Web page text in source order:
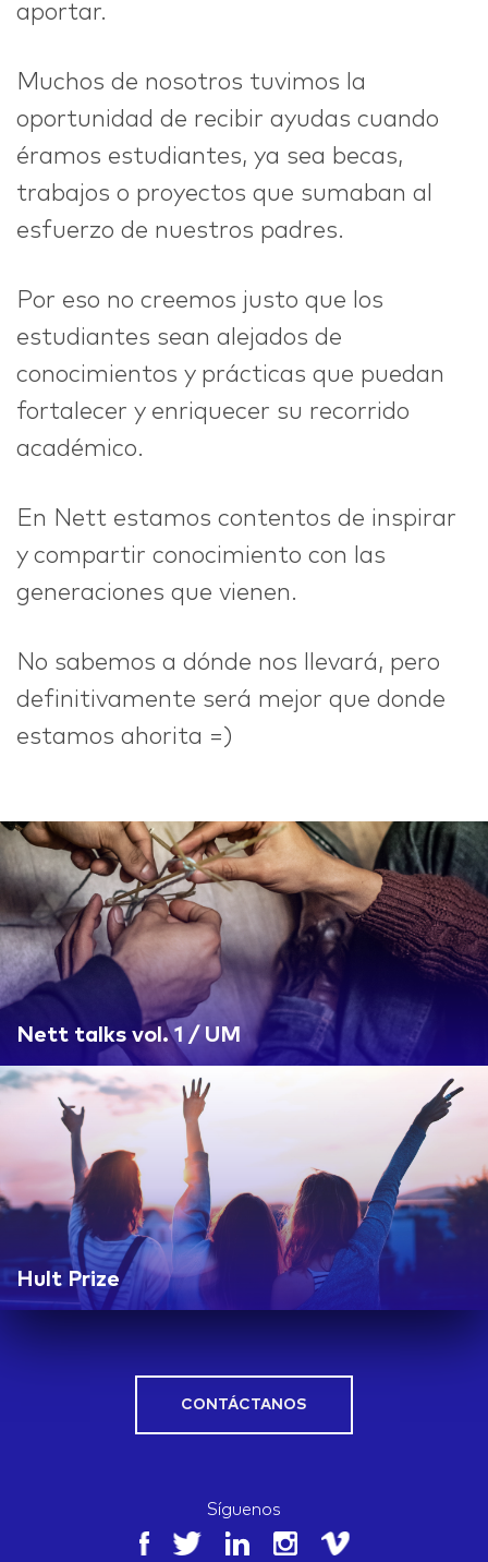
aportar.
Muchos de nosotros tuvimos la
oportunidad de recibir ayudas cuando
éramos estudiantes, ya sea becas,
trabajos o proyectos que sumaban al
esfuerzo de nuestros padres.
Por eso no creemos justo que los
estudiantes sean alejados de
conocimientos y prácticas que puedan
fortalecer y enriquecer su recorrido
académico.
En Nett estamos contentos de inspirar
y compartir conocimiento con las
generaciones que vienen.
No sabemos a dónde nos llevará, pero
definitivamente será mejor que donde
estamos ahorita =)
Nett talks vol. 1 / UM
Hult Prize
CONTÁCTANOS
Síguenos